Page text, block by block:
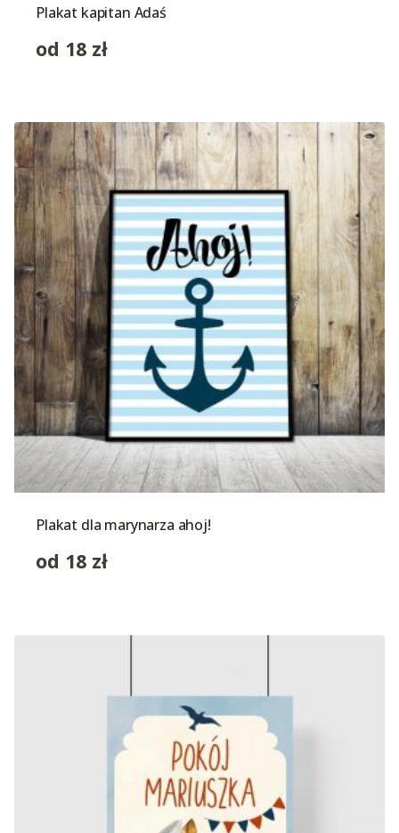
Plakat kapitan Adaś
od 18 zł
Plakat dla marynarza ahoj!
od 18 zł